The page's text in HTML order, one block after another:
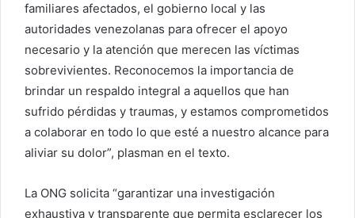
familiares afectados, el gobierno local y las
autoridades venezolanas para ofrecer el apoyo
necesario y la atención que merecen las víctimas
sobrevivientes. Reconocemos la importancia de
brindar un respaldo integral a aquellos que han
sufrido pérdidas y traumas, y estamos comprometidos
a colaborar en todo lo que esté a nuestro alcance para
aliviar su dolor”, plasman en el texto.
La ONG solicita “garantizar una investigación
exhaustiva y transparente que permita esclarecer los